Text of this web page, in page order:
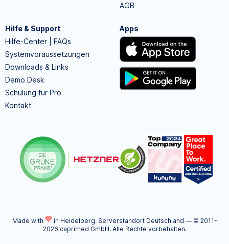
AGB
Hilfe & Support
Hilfe-Center | FAQs
Systemvoraussetzungen
Downloads & Links
Demo Desk
Schulung für Pro
Kontakt
Apps
Made with in Heidelberg. Serverstandort Deutschland — © 2011-
2026 caprimed GmbH. Alle Rechte vorbehalten.